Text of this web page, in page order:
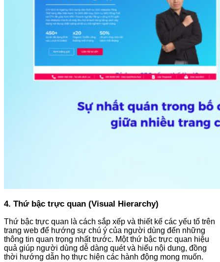
4. Thứ bậc trực quan (Visual Hierarchy)
Thứ bậc trực quan là cách sắp xếp và thiết kế các yếu tố trên
trang web để hướng sự chú ý của người dùng đến những
thông tin quan trọng nhất trước. Một thứ bậc trực quan hiệu
quả giúp người dùng dễ dàng quét và hiểu nội dung, đồng
thời hướng dẫn họ thực hiện các hành động mong muốn.